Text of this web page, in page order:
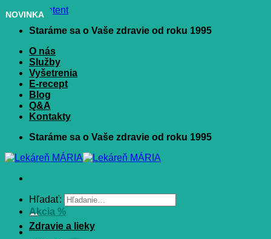
Skip to content
Staráme sa o Vaše zdravie od roku 1995
O nás
Služby
Vyšetrenia
E-recept
Blog
Q&A
Kontakty
Staráme sa o Vaše zdravie od roku 1995
Hľadať:
Akcia %
Zdravie a lieky
NOVINKA